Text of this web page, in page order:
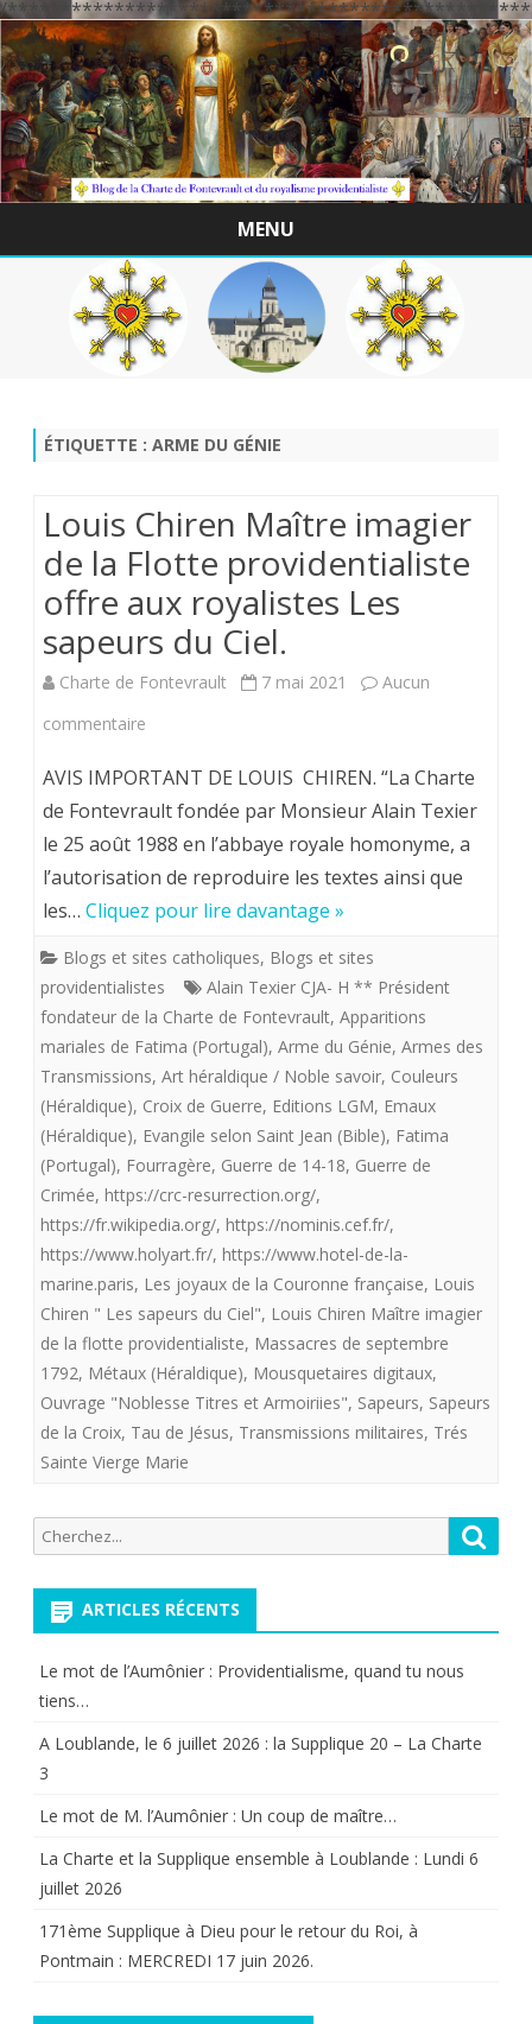
/
MENU
Skip
to
content
ÉTIQUETTE : ARME DU GÉNIE
Louis Chiren Maître imagier
de la Flotte providentialiste
offre aux royalistes Les
sapeurs du Ciel.
Charte de Fontevrault 7 mai 2021
Aucun
commentaire
Chiren
Maître
imagier
Flotte
providentialiste
offre
aux
royalistes
Les
sapeurs
Ciel.
AVIS IMPORTANT DE LOUIS CHIREN. “La Charte
de Fontevrault fondée par Monsieur Alain Texier
le 25 août 1988 en l’abbaye royale homonyme, a
l’autorisation de reproduire les textes ainsi que
les… Cliquez pour lire davantage »
Blogs et sites catholiques, Blogs et sites
providentialistes
Alain Texier CJA- H ** Président
fondateur de la Charte de Fontevrault, Apparitions
mariales de Fatima (Portugal), Arme du Génie, Armes des
Transmissions, Art héraldique / Noble savoir, Couleurs
(Héraldique), Croix de Guerre, Editions LGM, Emaux
(Héraldique), Evangile selon Saint Jean (Bible), Fatima
(Portugal), Fourragère, Guerre de 14-18, Guerre de
Crimée, https://crc-resurrection.org/,
https://fr.wikipedia.org/, https://nominis.cef.fr/,
https://www.holyart.fr/, https://www.hotel-de-la-
marine.paris, Les joyaux de la Couronne française, Louis
Chiren " Les sapeurs du Ciel", Louis Chiren Maître imagier
de la flotte providentialiste, Massacres de septembre
1792, Métaux (Héraldique), Mousquetaires digitaux,
Ouvrage "Noblesse Titres et Armoiriies", Sapeurs, Sapeurs
de la Croix, Tau de Jésus, Transmissions militaires, Trés
Sainte Vierge Marie
Recherche
pour:
ARTICLES RÉCENTS
Le mot de l’Aumônier : Providentialisme, quand tu nous
tiens…
A Loublande, le 6 juillet 2026 : la Supplique 20 – La Charte
3
Le mot de M. l’Aumônier : Un coup de maître…
La Charte et la Supplique ensemble à Loublande : Lundi 6
juillet 2026
171ème Supplique à Dieu pour le retour du Roi, à
Pontmain : MERCREDI 17 juin 2026.